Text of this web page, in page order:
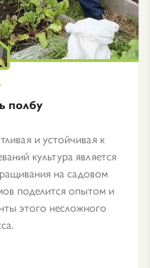
полбу
и устойчивая к
культура является
на садовом
поделится опытом и
этого несложного